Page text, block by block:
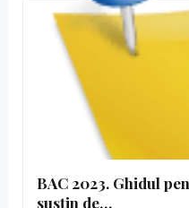
BAC 2023. Ghidul
susțin de…